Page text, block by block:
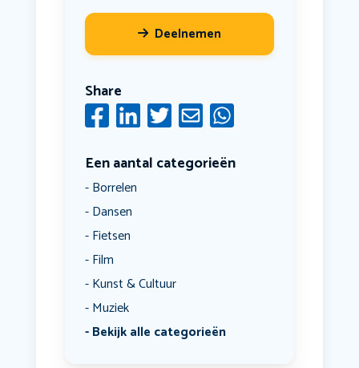
Deelnemen
Share
Een aantal categorieën
Borrelen
Dansen
Fietsen
Film
Kunst & Cultuur
Muziek
Bekijk alle categorieën